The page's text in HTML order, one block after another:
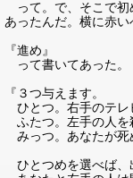
って。で、そこで初
あったんだ。横に赤
『進め』
って書いてあった。
『３つ与えます。
ひとつ。右手のテレ
ふたつ。左手の人を
みっつ。あなたが死
ひとつめを選べば、